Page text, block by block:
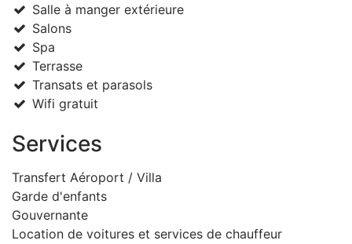
Salle à manger extérieure
Salons
Spa
Terrasse
Transats et parasols
Wifi gratuit
Services
Transfert Aéroport / Villa
Garde d'enfants
Gouvernante
Location de voitures et services de chauffeur